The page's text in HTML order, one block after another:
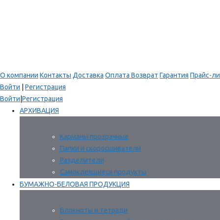
О компании Контакты Доставка Оплата Возврат Гарантия Прайс-
Войти
Регистрация
Войти Регистрация
АРХИВАЦИЯ
Карманы прозрачные
Папки и скоросшиватели
Разделители
Самоклеящиеся продукты
БУМАЖНО-БЕЛОВАЯ ПРОДУКЦИЯ
Блокноты и тетради